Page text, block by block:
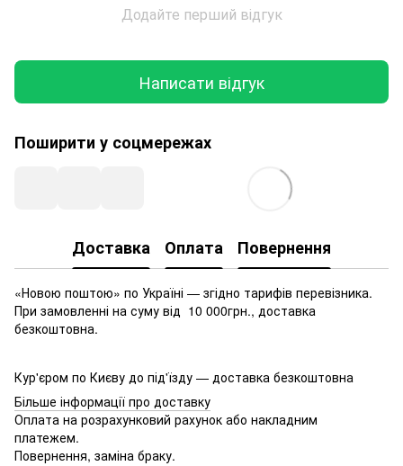
Додайте перший відгук
Написати відгук
Поширити у соцмережах
Доставка Оплата Повернення
«Новою поштою» по Україні — згідно тарифів перевізника.
При замовленні на суму від 10 000грн., доставка
безкоштовна.
Кур'єром по Києву до під'їзду — доставка безкоштовна
Більше інформації про доставку
Оплата на розрахунковий рахунок або накладним
платежем.
Повернення, заміна браку.